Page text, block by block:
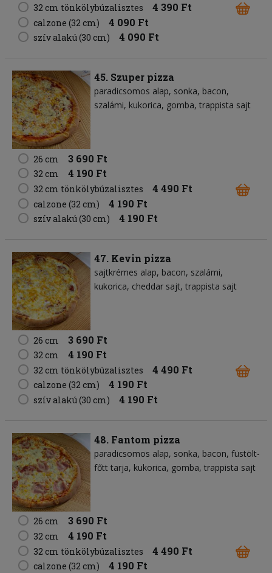
32 cm tönkölybúzalisztes 4 390 Ft
calzone (32 cm) 4 090 Ft
szív alakú (30 cm) 4 090 Ft
45. Szuper pizza
paradicsomos alap sonka bacon
szalámi kukorica gomba trappista sajt
26 cm 3 690 Ft
32 cm 4 190 Ft
32 cm tönkölybúzalisztes 4 490 Ft
calzone (32 cm) 4 190 Ft
szív alakú (30 cm) 4 190 Ft
47. Kevin pizza
sajtkrémes alap bacon szalámi
kukorica cheddar sajt trappista sajt
26 cm 3 690 Ft
32 cm 4 190 Ft
32 cm tönkölybúzalisztes 4 490 Ft
calzone (32 cm) 4 190 Ft
szív alakú (30 cm) 4 190 Ft
48. Fantom pizza
paradicsomos alap sonka bacon füstölt-
főtt tarja kukorica gomba trappista sajt
26 cm 3 690 Ft
32 cm 4 190 Ft
32 cm tönkölybúzalisztes 4 490 Ft
calzone (32 cm) 4 190 Ft